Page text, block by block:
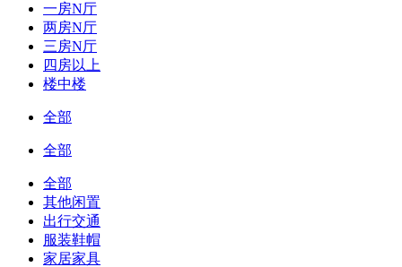
一房N厅
两房N厅
三房N厅
四房以上
楼中楼
全部
全部
全部
其他闲置
出行交通
服装鞋帽
家居家具